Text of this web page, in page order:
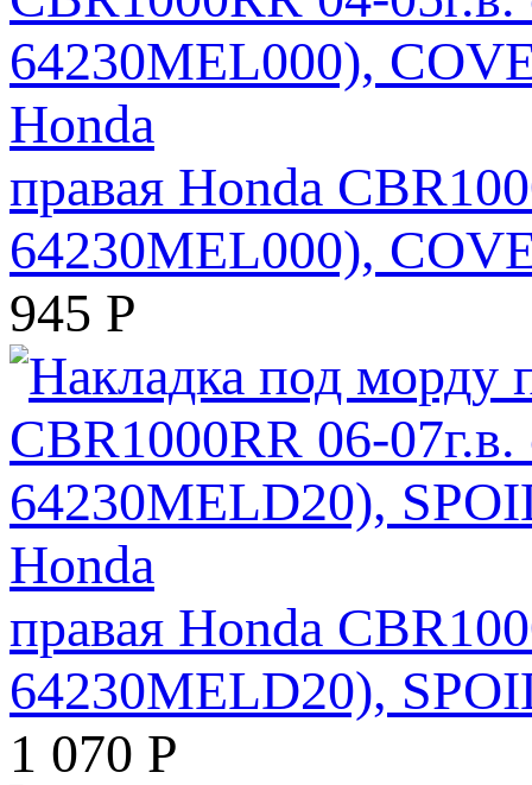
правая Honda
64230MEL000),
945 Р
правая Honda
64230MELD20),
1 070 Р